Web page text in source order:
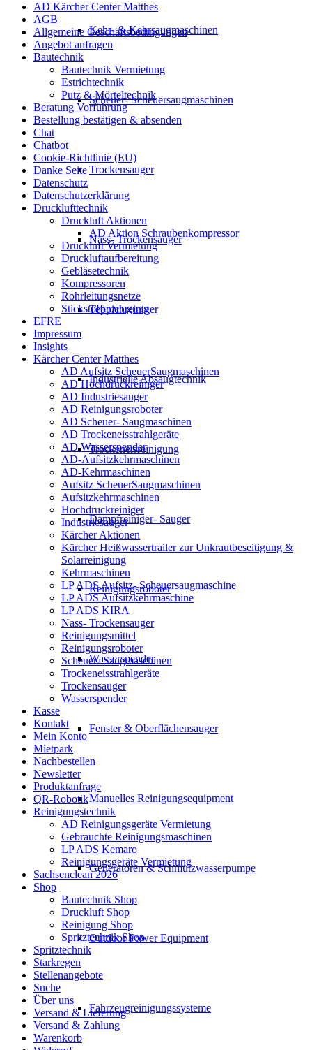
Kehr- & Kehrsaugmaschinen
Scheuer- Scheuersaugmaschinen
Trockensauger
Nass- Trockensauger
Teppichreiniger
Industrielle Absaugtechnik
Trockeneisreinigung
Dampfreiniger- Sauger
Reinigungsroboter
Wasserspender
Fenster & Oberflächensauger
Manuelles Reinigungsequipment
Generatoren & Schmutzwasserpumpe
Outdoor Power Equipment
Fahrzeugreinigungssysteme
AD Kärcher Center Matthes
AGB
Allgemeine Geschäftsbedingungen
Angebot anfragen
Bautechnik
Bautechnik Vermietung
Estrichtechnik
Putz & Mörteltechnik
Beratung Vorführung
Bestellung bestätigen & absenden
Chat
Chatbot
Cookie-Richtlinie (EU)
Danke Seite
Datenschutz
Datenschutzerklärung
Drucklufttechnik
Druckluft Aktionen
AD Aktion Schraubenkompressor
Druckluft Vermietung
Druckluftaufbereitung
Gebläsetechnik
Kompressoren
Rohrleitungsnetze
Stickstofferzeugung
EFRE
Impressum
Insights
Kärcher Center Matthes
AD Aufsitz ScheuerSaugmaschinen
AD Hochdruckreiniger
AD Industriesauger
AD Reinigungsroboter
AD Scheuer- Saugmaschinen
AD Trockeneisstrahlgeräte
AD Wasserspender
AD-Aufsitzkehrmaschinen
AD-Kehrmaschinen
Aufsitz ScheuerSaugmaschinen
Aufsitzkehrmaschinen
Hochdruckreiniger
Industriesauger
Kärcher Aktionen
Kärcher Heißwassertrailer zur Unkrautbeseitigung &
Solarreinigung
Kehrmaschinen
LP ADS Aufsitz- Scheuersaugmaschine
LP ADS Aufsitzkehrmaschine
LP ADS KIRA
Nass- Trockensauger
Reinigungsmittel
Reinigungsroboter
Scheuer- Saugmaschinen
Trockeneisstrahlgeräte
Trockensauger
Wasserspender
Kasse
Kontakt
Mein Konto
Mietpark
Nachbestellen
Newsletter
Produktanfrage
QR-Robotik
Reinigungstechnik
AD Reinigungsgeräte Vermietung
Gebrauchte Reinigungsmaschinen
LP ADS Kemaro
Reinigungsgeräte Vermietung
Sachsenclean 2026
Shop
Bautechnik Shop
Druckluft Shop
Reinigung Shop
Spritztechnik Shop
Spritztechnik
Starkregen
Stellenangebote
Suche
Über uns
Versand & Lieferung
Versand & Zahlung
Warenkorb